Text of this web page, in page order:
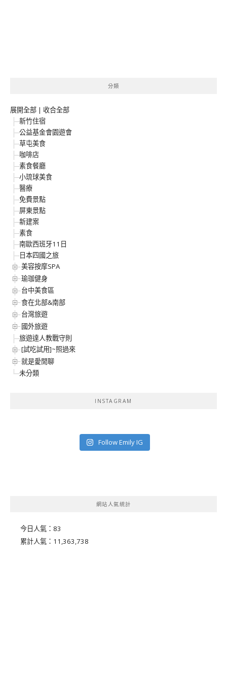
分類
展開全部 | 收合全部
新竹住宿
公益基金會園遊會
草屯美食
咖啡店
素食餐廳
小琉球美食
醫療
免費景點
屏東景點
新建案
素食
南歐西班牙11日
日本四國之旅
美容按摩SPA
瑜珈健身
台中美食區
食在北部&南部
台灣旅遊
國外旅遊
旅遊達人教戰守則
[試吃試用]~照過來
就是愛閒聊
未分類
INSTAGRAM
Follow Emily IG
網站人氣統計
今日人氣： 83
累計人氣： 11,363,738